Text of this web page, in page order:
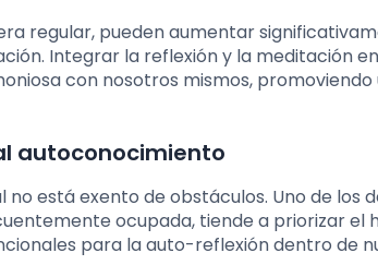
regular, pueden aumentar
Integrar la reflexión y la meditación
con nosotros mismos,
autoconocimiento
está exento de obstáculos. Uno de los
ocupada, tiende a priorizar el
para la auto-reflexión dentro de